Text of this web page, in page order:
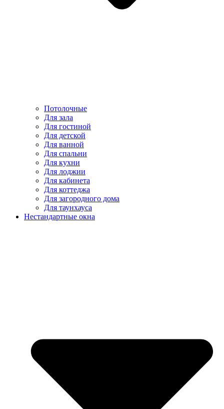
Потолочные
Для зала
Для гостиной
Для детской
Для ванной
Для спальни
Для кухни
Для лоджии
Для кабинета
Для коттеджа
Для загородного дома
Для таунхауса
Нестандартные окна